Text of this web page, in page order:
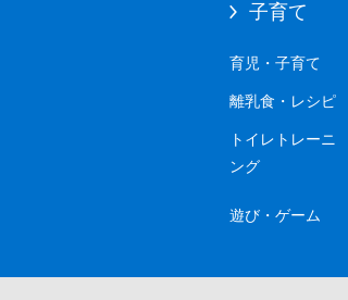
子育て
育児・子育て
離乳食・レシピ
トイレトレーニ
ング
遊び・ゲーム